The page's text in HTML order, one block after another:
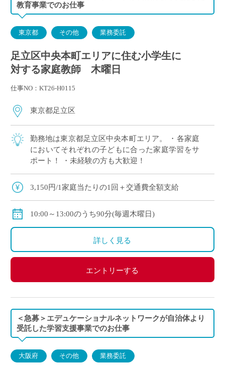
教育事業でのお仕事
東京都 その他 業務委託
足立区中央本町エリアに住む小学生に
対する家庭教師 木曜日
仕事NO：KT26-H0115
東京都足立区
勤務地は東京都足立区中央本町エリア。 ・各家庭
においてそれぞれの子どもに合った家庭学習をサ
ポート！ ・未経験の方も大歓迎！
3,150円/1家庭当たりの1回＋交通費全額支給
10:00～13:00のうち90分(毎週木曜日)
詳しく見る
エントリーする
＜急募＞エデュケーショナルネットワークが自治体より
受託した学習支援事業でのお仕事
大阪府 その他 業務委託